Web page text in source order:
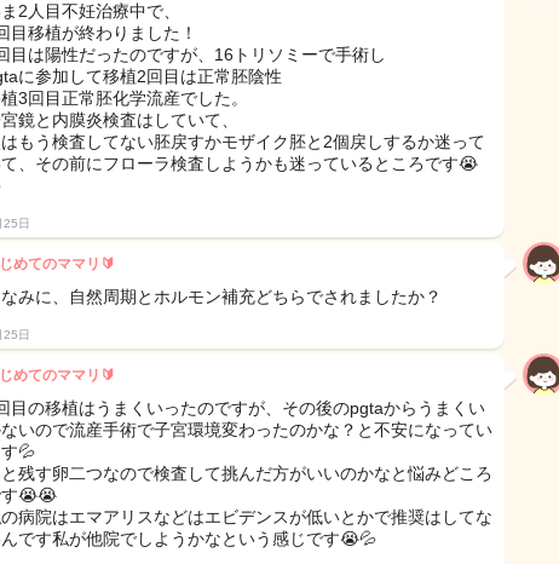
2人目不妊治療中で、
目移植が終わりました！
目は陽性だったのですが、16トリソミーで手術し
に参加して移植2回目は正常胚陰性
3回目正常胚化学流産でした。
鏡と内膜炎検査はしていて、
もう検査してない胚戻すかモザイク胚と2個戻しするか迷って
、その前にフローラ検査しようかも迷っているところです😭
25日
めてのママリ🔰
みに、自然周期とホルモン補充どちらでされましたか？
25日
めてのママリ🔰
目の移植はうまくいったのですが、その後のpgtaからうまくい
いので流産手術で子宮環境変わったのかな？と不安になってい
す💦
残す卵二つなので検査して挑んだ方がいいのかなと悩みどころ
す😭😭
病院はエマアリスなどはエビデンスが低いとかで推奨はしてな
です私が他院でしようかなという感じです😭💦